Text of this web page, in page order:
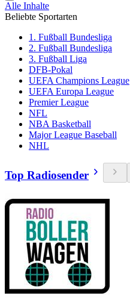
Alle Inhalte
Beliebte Sportarten
1. Fußball Bundesliga
2. Fußball Bundesliga
3. Fußball Liga
DFB-Pokal
UEFA Champions League
UEFA Europa League
Premier League
NFL
NBA Basketball
Major League Baseball
NHL
Top Radiosender